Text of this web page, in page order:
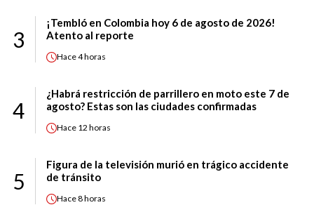
3
¡Tembló en Colombia hoy 6 de agosto de 2026!
Atento al reporte
Hace4 horas
4
¿Habrá restricción de parrillero en moto este 7 de
agosto? Estas son las ciudades confirmadas
Hace 12 horas
5
Figura de la televisión murió en trágico accidente
de tránsito
Hace8 horas